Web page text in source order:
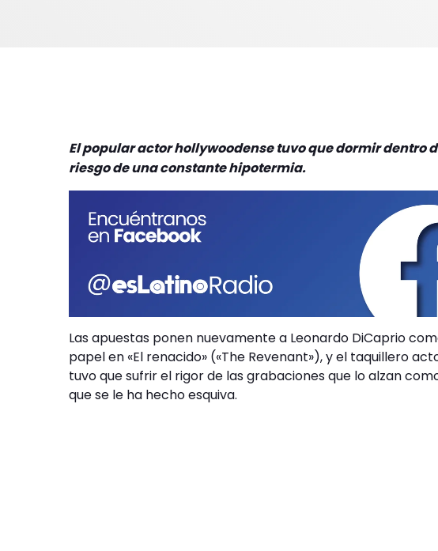
El popular actor hollywoodense tuvo que dormir dentro
riesgo de una constante hipotermia.
Las apuestas ponen nuevamente a Leonardo DiCaprio
papel en «El renacido» («The Revenant»), y el taquillero
tuvo que sufrir el rigor de las grabaciones que lo alzan
que se le ha hecho esquiva.